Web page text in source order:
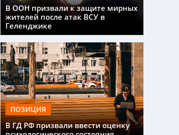
В ООН призвали к защите мирных
жителей после атак ВСУ в
Геленджике
ПОЗИЦИЯ
В ГД РФ призвали ввести оценку